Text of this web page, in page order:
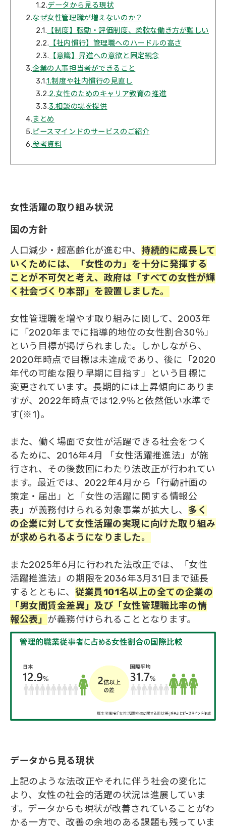
1.2.データから見る現状
2.なぜ女性管理職が増えないのか？
2.1. 【制度】転勤・評価制度、柔軟な働き方が難しい
2.2. 【社内慣行】管理職へのハードルの高さ
2.3. 【意識】昇進への意欲と固定観念
3.企業の人事担当者ができること
3.1.1.制度や社内慣行の見直し
3.2.2.女性のためのキャリア教育の推進
3.3.3.相談の場を提供
4.まとめ
5.ピースマインドのサービスのご紹介
6.参考資料
女性活躍の取り組み状況
国の方針
人口減少・超高齢化が進む中、持続的に成長して
いくためには、「女性の力」を十分に発揮する
ことが不可欠と考え、政府は「すべての女性が輝
く社会づくり本部」を設置しました。
女性管理職を増やす取り組みに関して、2003年
に「2020年までに指導的地位の女性割合30％」
という目標が掲げられました。しかしながら、
2020年時点で目標は未達成であり、後に「2020
年代の可能な限り早期に目指す」という目標に
変更されています。長期的には上昇傾向にありま
すが、2022年時点では12.9％と依然低い水準で
す(※1)。
また、働く場面で女性が活躍できる社会をつく
るために、2016年4月 「女性活躍推進法」が施
行され、その後数回にわたり法改正が行われてい
ます。最近では、2022年4月から「行動計画の
策定・届出」と「女性の活躍に関する情報公
表」が義務付けられる対象事業が拡大し、 多く
の企業に対して女性活躍の実現に向けた取り組み
が求められるようになりました。
また2025年6月に行われた法改正では、「女性
活躍推進法」の期限を2036年3月31日まで延長
するとともに、従業員101名以上の全ての企業の
「男女間賃金差異」及び「女性管理職比率の情
報公表」 が義務付けられることとなります。
データから見る現状
上記のような法改正やそれに伴う社会の変化に
より、女性の社会的活躍の状況は進展していま
す。データからも現状が改善されていることがわ
かる一方で、改善の余地のある課題も残っていま